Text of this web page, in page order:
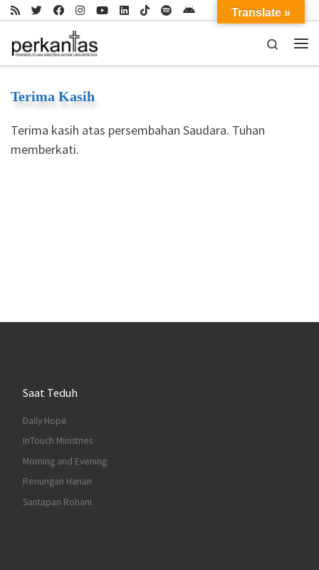
Skip to content
Search
Terima Kasih
Terima kasih atas persembahan Saudara. Tuhan
memberkati.
Saat Teduh
Daily Hope
InTouch Ministries
Morning and Evening
Renungan Harian
Santapan Rohani
Translate »